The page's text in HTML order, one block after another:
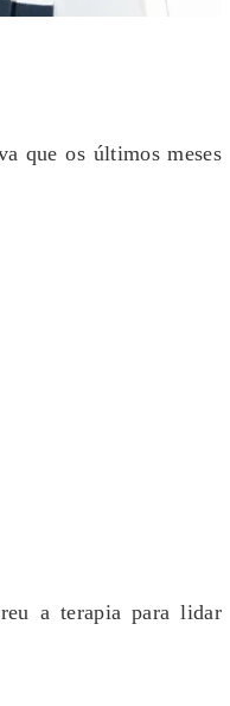
que os últimos meses
a terapia para lidar